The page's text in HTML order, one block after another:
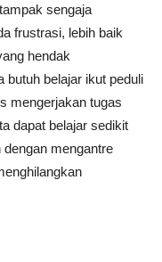
sengaja
frustrasi, lebih baik
hendak
butuh belajar ikut peduli
mengerjakan tugas
dapat belajar sedikit
mengantre